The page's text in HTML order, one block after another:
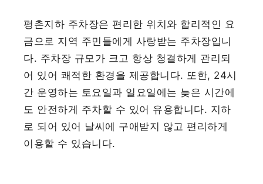
평촌지하 주차장은 편리한 위치와 합리적인 요
금으로 지역 주민들에게 사랑받는 주차장입니
다. 주차장 규모가 크고 항상 청결하게 관리되
어 있어 쾌적한 환경을 제공합니다. 또한, 24시
간 운영하는 토요일과 일요일에는 늦은 시간에
도 안전하게 주차할 수 있어 유용합니다. 지하
로 되어 있어 날씨에 구애받지 않고 편리하게
이용할 수 있습니다.